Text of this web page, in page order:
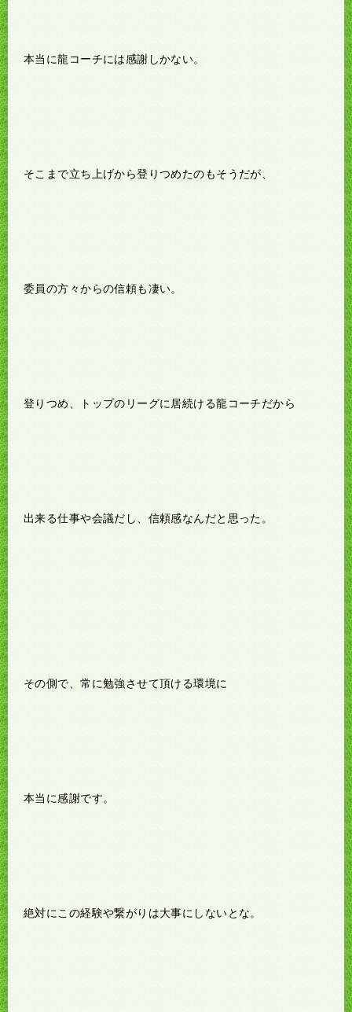
本当に龍コーチには感謝しかない。
そこまで立ち上げから登りつめたのもそうだが、
委員の方々からの信頼も凄い。
登りつめ、トップのリーグに居続ける龍コーチだから
出来る仕事や会議だし、信頼感なんだと思った。
その側で、常に勉強させて頂ける環境に
本当に感謝です。
絶対にこの経験や繋がりは大事にしないとな。